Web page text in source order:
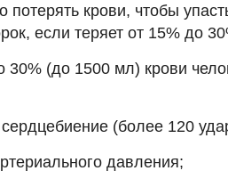
потерять крови, чтобы
если теряет от 15% до
30% (до 1500 мл) крови
(более 120
давления;